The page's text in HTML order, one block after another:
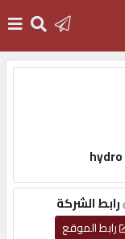
رابط الشركة
رابط الموقع